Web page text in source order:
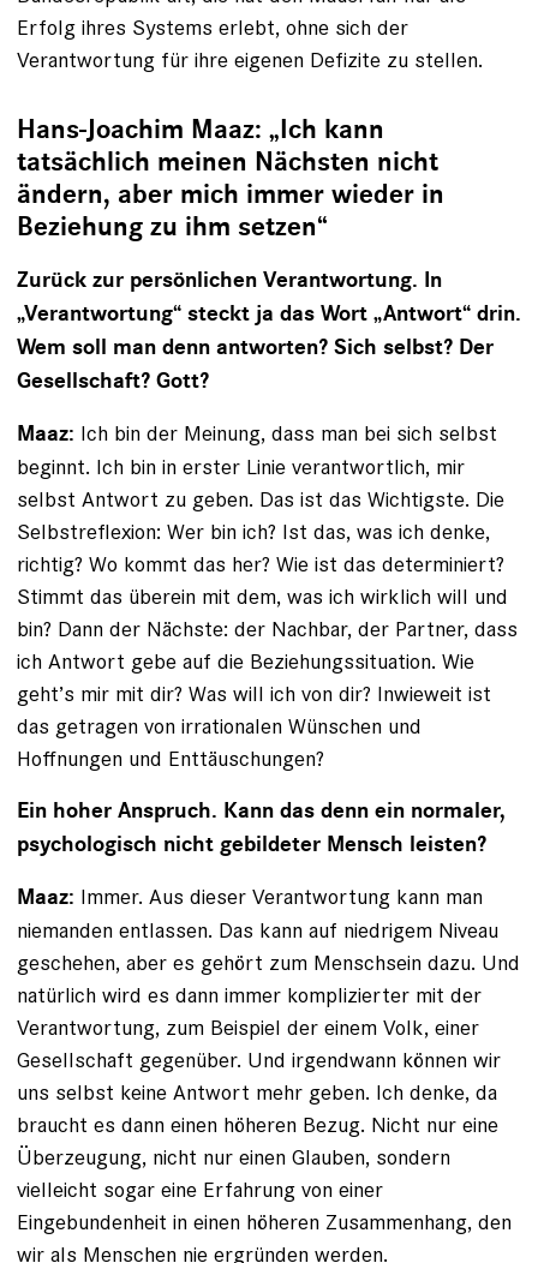
Erfolg ihres Systems erlebt, ohne sich der
Verantwortung für ihre eigenen Defizite zu stellen.
Hans-Joachim Maaz: „Ich kann
tatsächlich meinen Nächsten nicht
ändern, aber mich immer wieder in
Beziehung zu ihm setzen“
Zurück zur persönlichen Verantwortung. In
„Verantwortung“ steckt ja das Wort „Antwort“ drin.
Wem soll man denn antworten? Sich selbst? Der
Gesellschaft? Gott?
Maaz: Ich bin der Meinung, dass man bei sich selbst
beginnt. Ich bin in erster Linie verantwortlich, mir
selbst Antwort zu geben. Das ist das Wichtigste. Die
Selbstreflexion: Wer bin ich? Ist das, was ich denke,
richtig? Wo kommt das her? Wie ist das determiniert?
Stimmt das überein mit dem, was ich wirklich will und
bin? Dann der Nächste: der Nachbar, der Partner, dass
ich Antwort gebe auf die Beziehungssituation. Wie
geht’s mir mit dir? Was will ich von dir? Inwieweit ist
das getragen von irrationalen Wünschen und
Hoffnungen und Enttäuschungen?
Ein hoher Anspruch. Kann das denn ein normaler,
psychologisch nicht gebildeter Mensch leisten?
Maaz: Immer. Aus dieser Verantwortung kann man
niemanden entlassen. Das kann auf niedrigem Niveau
geschehen, aber es gehört zum Menschsein dazu. Und
natürlich wird es dann immer komplizierter mit der
Verantwortung, zum Beispiel der einem Volk, einer
Gesellschaft gegenüber. Und irgendwann können wir
uns selbst keine Antwort mehr geben. Ich denke, da
braucht es dann einen höheren Bezug. Nicht nur eine
Überzeugung, nicht nur einen Glauben, sondern
vielleicht sogar eine Erfahrung von einer
Eingebundenheit in einen höheren Zusammenhang, den
wir als Menschen nie ergründen werden.